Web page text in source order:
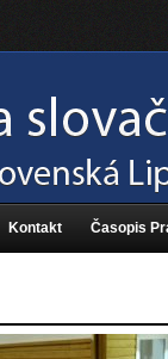
Kontakt Časopis